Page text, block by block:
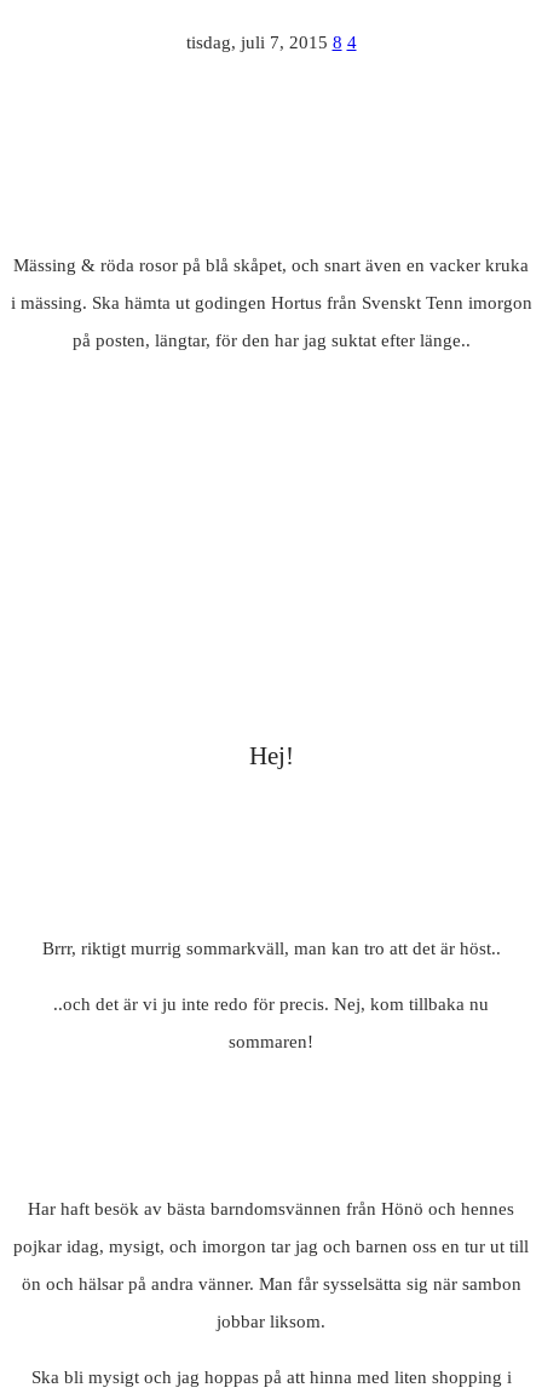
tisdag, juli 7, 2015 8 4
Mässing & röda rosor på blå skåpet, och snart även en vacker kruka
i mässing. Ska hämta ut godingen Hortus från Svenskt Tenn imorgon
på posten, längtar, för den har jag suktat efter länge..
Hej!
Brrr, riktigt murrig sommarkväll, man kan tro att det är höst..
..och det är vi ju inte redo för precis. Nej, kom tillbaka nu
sommaren!
Har haft besök av bästa barndomsvännen från Hönö och hennes
pojkar idag, mysigt, och imorgon tar jag och barnen oss en tur ut till
ön och hälsar på andra vänner. Man får sysselsätta sig när sambon
jobbar liksom.
Ska bli mysigt och jag hoppas på att hinna med liten shopping i